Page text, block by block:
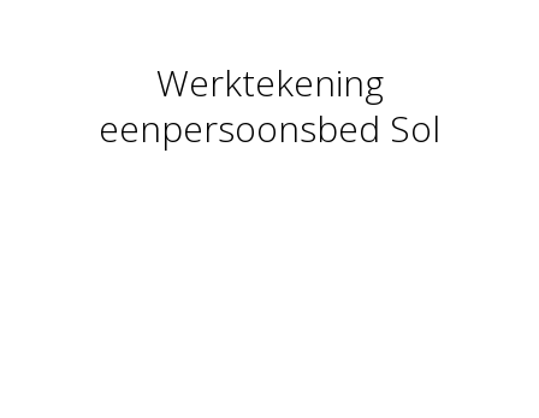
Werktekening
eenpersoonsbed Sol